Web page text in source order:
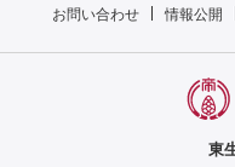
お問い合わせ 情報公開
東